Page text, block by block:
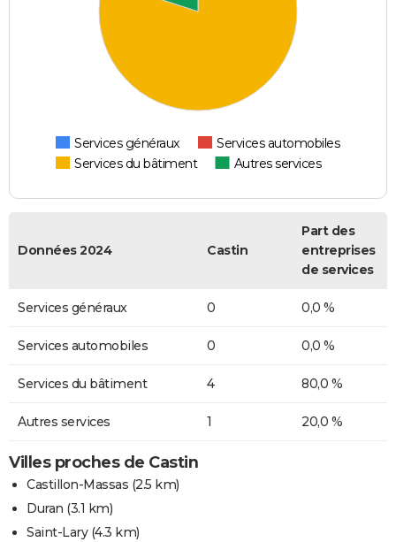
Services généraux
Services automobiles
Services du bâtiment
Autres services
Données 2024 Castin
Part des
entreprises
de services
Services généraux 0 0,0 %
Services automobiles 0 0,0 %
Services du bâtiment 4 80,0 %
Autres services 1 20,0 %
Villes proches de Castin
Castillon-Massas (2.5 km)
Duran (3.1 km)
Saint-Lary(4.3 km)